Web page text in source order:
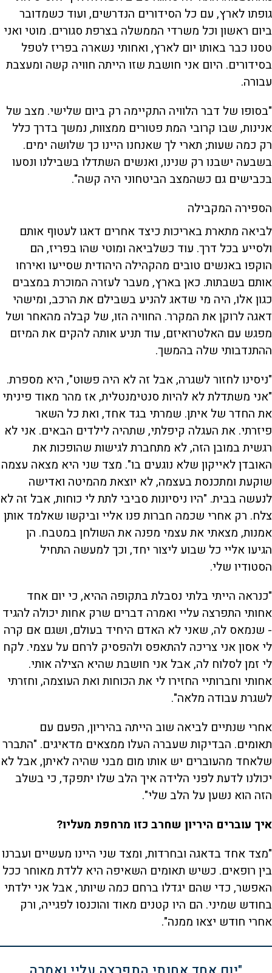
גופתו לארץ, עם כל הסידורים הנדרשים, ועוד כשמדובר
ביום ראשון וכל משרדי הממשלה בצרפת סגורים. מוטי ואני
טסנו כבר באותו יום לארץ, ואחותי נשארה בפריז לטפל
בסידורים. היום אני חושבת שזו הייתה חוויה קשה ומעצבת
עבורה.
"בסופו של דבר הלוויה התקיימה רק ביום שלישי. מצב של
אנינות, שבו קרובי המת פטורים ממצוות, נמשך בדרך כלל
רק כמה שעות; תארי לך שאנחנו היינו כך שלושה ימים.
בשבעה ישבנו רק שנינו, ואנשים השתדלו בשבילנו ונסעו
בכבישים גם כשהמצב הביטחוני היה קשה".
הספירה המקבילה
לביאה מתארת באריכות כיצד אחרים דאגו לעטוף אותם
ולסייע בכל דרך. עוד כשלביאה ומוטי שהו בפריז, הם
הוקפו באנשים טובים מהקהילה היהודית שסייעו ואירחו
אותם בשבתות. כאן בארץ, מעבר לעזרה המוכרת במצבים
כגון אלו, היה מי שדאג להניע בשבילם את הרכב, ומישהי
דאגה לרוקן את המקרר. החוויה הזו, של קבלה מהאחר ושל
מפגש עם האלטרואיזם, עוד תניע אותה להקים את המיזם
ההתנדבותי שלה בהמשך.
"ניסינו לחזור לשגרה, אבל זה לא היה פשוט", היא מספרת.
"אני משתדלת לא להיות סנטימנטלית, אז מהר מאוד פיניתי
את החדר של איתן. שמרתי בגד אחד, ואת כל השאר
פיזרתי. את העגלה קיפלתי, שתהיה לילדים הבאים. אני לא
רגשית במובן הזה, לא מתחברת לגישות שהופכות את
האובדן לאייקון שלא נוגעים בו". מצד שני היא מצאה עצמה
שוקעת ומתכנסת בעצמה, לא יוצאת מהמיטה ואדישה
לנעשה בבית. "היו ניסיונות סביבי לתת לי כוחות, אבל זה לא
צלח. רק אחרי שכמה חברות פנו אליי וביקשו שאלמד אותן
אמנות, מצאתי את עצמי מפנה את השולחן במטבח. הן
הגיעו אליי כל שבוע ליצור יחד, וכך למעשה התחיל
הסטודיו שלי.
"כנראה הייתי בלתי נסבלת בתקופה ההיא, כי יום אחד
אחותי התפרצה עליי ואמרה דברים שרק אחות יכולה להגיד
- שנמאס לה, שאני לא האדם היחיד בעולם, ושגם אם קרה
לי אסון אני צריכה להתאפס ולהפסיק לרחם על עצמי. לקח
לי זמן לסלוח לה, אבל אני חושבת שהיא הצילה אותי.
אחותי וחברותיי החזירו לי את הכוחות ואת העוצמה, וחזרתי
לשגרת עבודה מלאה".
אחרי שנתיים לביאה שוב הייתה בהיריון, הפעם עם
תאומים. הבדיקות שעברה העלו ממצאים מדאיגים. "התברר
שלאחד מהעוברים יש אותו מום מבני שהיה לאיתן, אבל לא
יכולנו לדעת לפני הלידה איך הלב שלו יתפקד, כי בשלב
הזה הוא נשען על הלב שלי".
איך עוברים היריון שחרב כזו מרחפת מעליו?
"מצד אחד בדאגה ובחרדות, ומצד שני היינו מעשיים ועברנו
בין רופאים. כשיש תאומים השאיפה היא ללדת מאוחר ככל
האפשר, כדי שהם יגדלו ברחם כמה שיותר, אבל אני ילדתי
בחודש שמיני. הם היו קטנים מאוד והוכנסו לפגייה, ורק
אחרי חודש יצאו ממנה".